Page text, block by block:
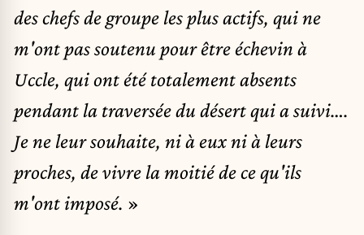
des chefs de groupe les plus actifs, qui ne
m'ont pas soutenu pour être échevin à
Uccle, qui ont été totalement absents
pendant la traversée du désert qui a suivi….
Je ne leur souhaite, ni à eux ni à leurs
proches, de vivre la moitié de ce qu'ils
m'ont imposé. »